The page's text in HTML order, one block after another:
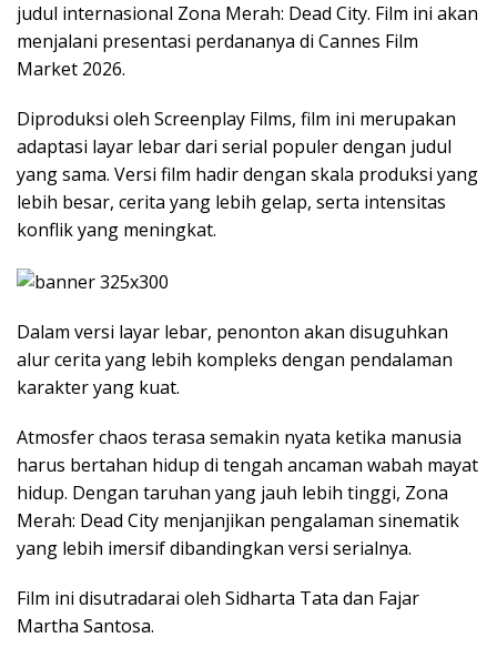
judul internasional Zona Merah: Dead City. Film ini akan
menjalani presentasi perdananya di Cannes Film
Market 2026.
Diproduksi oleh Screenplay Films, film ini merupakan
adaptasi layar lebar dari serial populer dengan judul
yang sama. Versi film hadir dengan skala produksi yang
lebih besar, cerita yang lebih gelap, serta intensitas
konflik yang meningkat.
Dalam versi layar lebar, penonton akan disuguhkan
alur cerita yang lebih kompleks dengan pendalaman
karakter yang kuat.
Atmosfer chaos terasa semakin nyata ketika manusia
harus bertahan hidup di tengah ancaman wabah mayat
hidup. Dengan taruhan yang jauh lebih tinggi, Zona
Merah: Dead City menjanjikan pengalaman sinematik
yang lebih imersif dibandingkan versi serialnya.
Film ini disutradarai oleh Sidharta Tata dan Fajar
Martha Santosa.